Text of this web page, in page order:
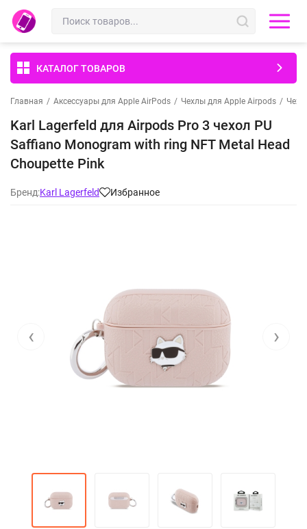
КАТАЛОГ ТОВАРОВ
Главная / Аксессуары для Apple AirPods / Чехлы для Apple Airpods /
Karl Lagerfeld для Airpods Pro 3 чехол PU
Saffiano Monogram with ring NFT Metal Head
Choupette Pink
Бренд:Karl Lagerfeld Избранное
‹ ›